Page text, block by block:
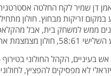
דן שמיר לקח החלטה
זריקות מבחוץ. חולון
ממש למשחק בית, אבל
לחלוטין.
הקהל החולוני בטירוף
לא מפסיקים להפציץ,